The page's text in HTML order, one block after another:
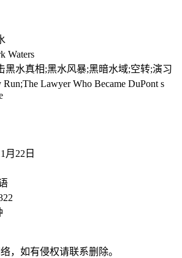
Waters
黑水真相;黑水风暴;黑暗水域;空转;演习
Run;The Lawyer Who Became DuPont s
月22日
，如有侵权请联系删除。